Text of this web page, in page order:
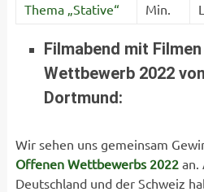
Thema „Stative“
Min.
Filmabend mit
Wettbewerb 2022
Dortmund:
Wir sehen uns gemeinsam
Offenen Wettbewerbs 2022 an.
Deutschland und der Schweiz